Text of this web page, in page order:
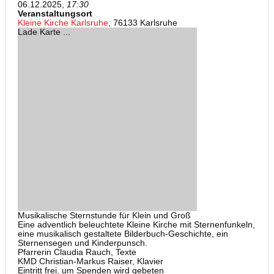
06.12.2025, 17:30
Veranstaltungsort
Kleine Kirche Karlsruhe, 76133 Karlsruhe
Lade Karte ...
Musikalische Sternstunde für Klein und Groß
Eine adventlich beleuchtete Kleine Kirche mit Sternenfunkeln,
eine musikalisch gestaltete Bilderbuch-Geschichte, ein
Sternensegen und Kinderpunsch.
Pfarrerin Claudia Rauch, Texte
KMD Christian-Markus Raiser, Klavier
Eintritt frei, um Spenden wird gebeten